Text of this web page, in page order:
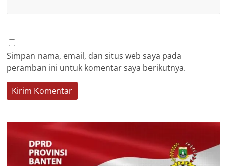
Simpan nama, email, dan situs web saya pada
peramban ini untuk komentar saya berikutnya.